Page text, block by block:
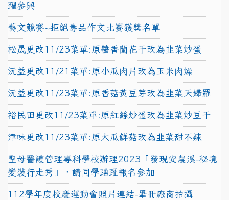
躍參與
藝文競賽~拒絕毒品作文比賽獲獎名單
松晟更改11/23菜單:原醬香蘭花干改為韭菜炒蛋
沅益更改11/21菜單:原小瓜肉片改為玉米肉燥
沅益更改11/23菜單:原香菇黃豆芽改為韭菜天婦羅
裕民田更改11/23菜單:原紅絲炒蛋改為韭菜炒豆干
津味更改11/23菜單:原大瓜鮮菇改為韭菜甜不辣
聖母醫護管理專科學校辦理2023「發現安農溪-秘境
變裝行走秀」，請同學踴躍報名參加
112學年度校慶運動會照片連結-畢冊廠商拍攝